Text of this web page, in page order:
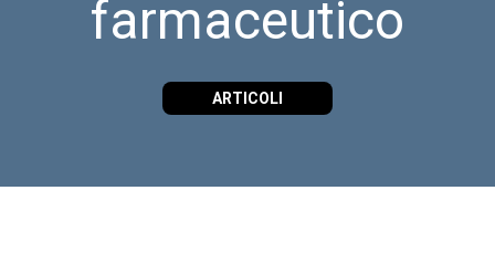
farmaceutico
ARTICOLI